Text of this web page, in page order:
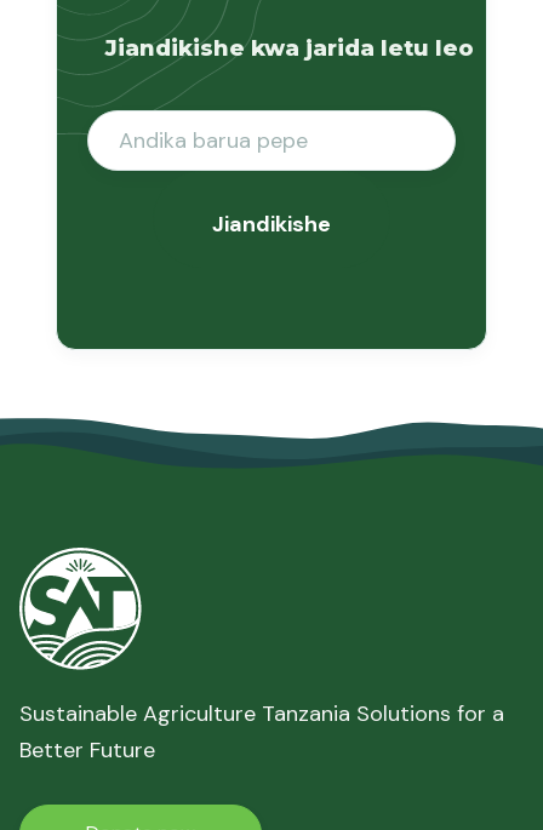
Jiandikishe kwa jarida letu leo
Sustainable Agriculture Tanzania Solutions for a
Better Future